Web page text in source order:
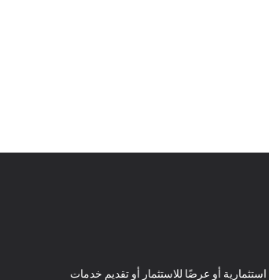
أو عرضًا للاستثمار أو تقديم خدمات